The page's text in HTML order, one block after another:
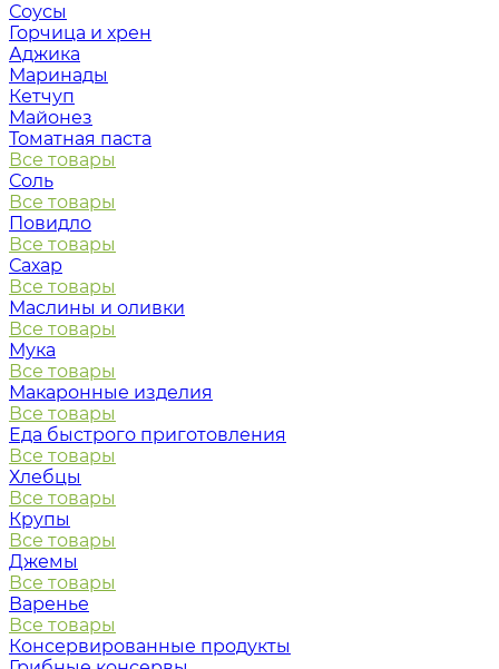
Соусы
Горчица и хрен
Аджика
Маринады
Кетчуп
Майонез
Томатная паста
Все товары
Соль
Все товары
Повидло
Все товары
Сахар
Все товары
Маслины и оливки
Все товары
Мука
Все товары
Макаронные изделия
Все товары
Еда быстрого приготовления
Все товары
Хлебцы
Все товары
Крупы
Все товары
Джемы
Все товары
Варенье
Все товары
Консервированные продукты